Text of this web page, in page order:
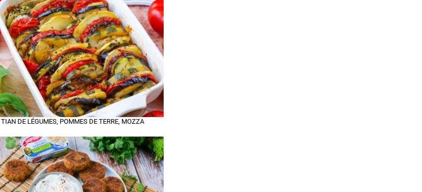
TIAN DE LÉGUMES, POMMES DE TERRE, MOZZA